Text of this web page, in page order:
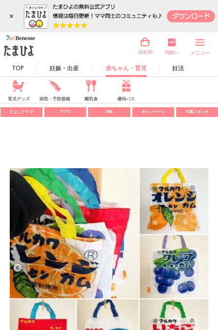
×
TOP 妊娠・出産 赤ちゃん・育児 妊活
SHOP 内祝い メニュー
育児グッズ 病気・予防接種 離乳食 優待パス
ひよこクラブ アプリ SNS キャンペーン 写真スタジオ